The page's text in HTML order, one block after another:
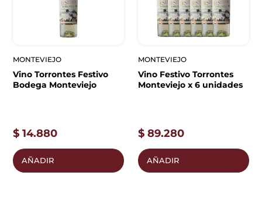
MONTEVIEJO
Vino Torrontes Festivo
Bodega Monteviejo
$ 14.880
AÑADIR
MONTEVIEJO
Vino Festivo Torrontes
Monteviejo x 6 unidades
$ 89.280
AÑADIR